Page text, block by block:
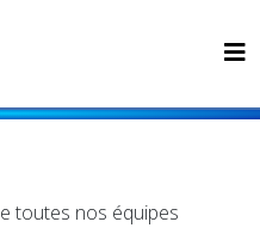
toutes nos équipes